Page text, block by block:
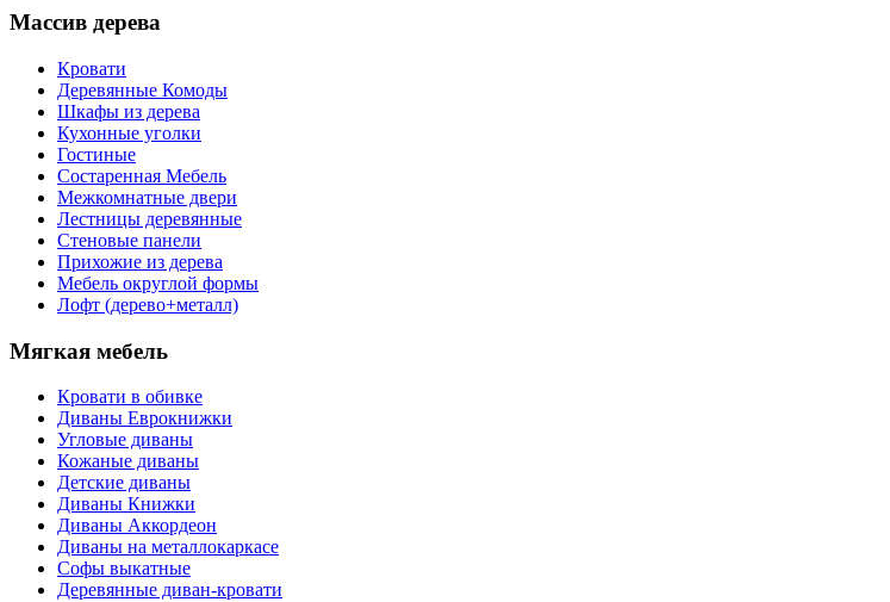
Массив дерева
Кровати
Деревянные Комоды
Шкафы из дерева
Кухонные уголки
Гостиные
Состаренная Мебель
Межкомнатные двери
Лестницы деревянные
Стеновые панели
Прихожие из дерева
Мебель округлой формы
Лофт (дерево+металл)
Мягкая мебель
Кровати в обивке
Диваны Еврокнижки
Угловые диваны
Кожаные диваны
Детские диваны
Диваны Книжки
Диваны Аккордеон
Диваны на металлокаркасе
Софы выкатные
Деревянные диван-кровати